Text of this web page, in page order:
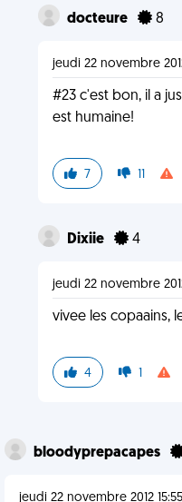
docteure 8
jeudi 22 novembre
#23 c'est bon, il a
est humaine!
7 11
Dixiie 4
jeudi 22 novembre
vivee les copaains,
4 1
bloodyprepacapes
jeudi 22 novembre 2012 15:55